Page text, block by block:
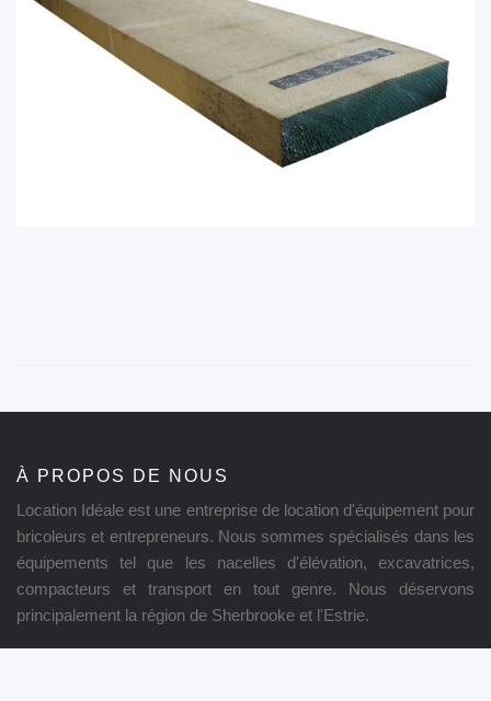
À PROPOS DE NOUS
Location Idéale est une entreprise de location d'équipement pour
bricoleurs et entrepreneurs. Nous sommes spécialisés dans les
équipements tel que les nacelles d'élévation, excavatrices,
compacteurs et transport en tout genre. Nous déservons
principalement la région de Sherbrooke et l'Estrie.